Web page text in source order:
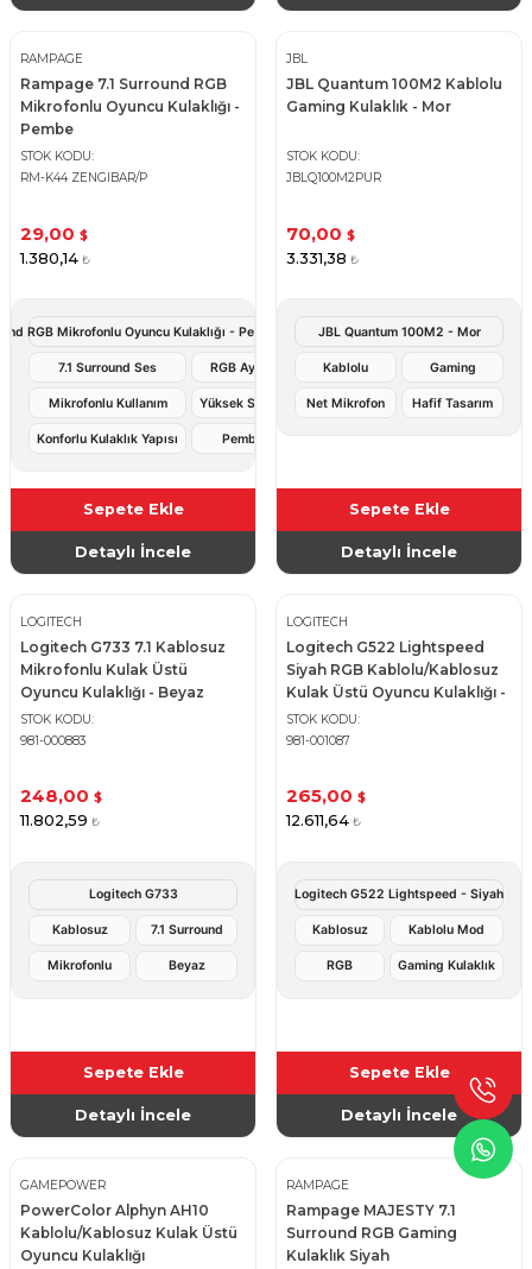
RAMPAGE
Rampage 7.1 Surround RGB
Mikrofonlu Oyuncu Kulaklığı -
Pembe
STOK KODU
RM-K44 ZENGIBAR/P
29,00 $
1.380,14 ₺
RGB Mikrofonlu Oyuncu Kulaklığı - Pembe Üst Düzey Ses ve Şık Tasarım
7.1 Surround Ses RGB Aydınlatma
Mikrofonlu Kullanım Yüksek Ses Kalitesi
Konforlu Kulaklık Yapısı Pembe Renk
Sepete Ekle
Detaylı İncele
JBL
JBL Quantum 100M2 Kablolu
Gaming Kulaklık - Mor
STOK KODU
JBLQ100M2PUR
70,00 $
3.331,38 ₺
JBL Quantum 100M2 - Mor
Kablolu Gaming
Net Mikrofon Hafif Tasarım
Sepete Ekle
Detaylı İncele
LOGITECH
Logitech G733 7.1 Kablosuz
Mikrofonlu Kulak Üstü
Oyuncu Kulaklığı - Beyaz
STOK KODU
981-000883
248,00 $
11.802,59 ₺
Logitech G733
Kablosuz 7.1 Surround
Mikrofonlu Beyaz
Sepete Ekle
Detaylı İncele
LOGITECH
Logitech G522 Lightspeed
Siyah RGB Kablolu/Kablosuz
Kulak Üstü Oyuncu Kulaklığı -
Siyah
STOK KODU
981-001087
265,00 $
12.611,64 ₺
Logitech G522 Lightspeed - Siyah
Kablosuz Kablolu Mod
RGB Gaming Kulaklık
Sepete Ekle
Detaylı İncele
GAMEPOWER
PowerColor Alphyn AH10
Kablolu/Kablosuz Kulak Üstü
Oyuncu Kulaklığı
RAMPAGE
Rampage MAJESTY 7.1
Surround RGB Gaming
Kulaklık Siyah